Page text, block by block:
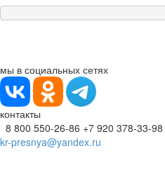
мы в социальных сетях
контакты
8 800 550-26-86 +7 920 378-33-98
kr-presnya@yandex.ru